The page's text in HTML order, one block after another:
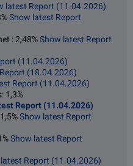
latest Report (11.04.2026)
Show latest Report
: 2,48%Show latest Report
(11.04.2026)
(18.04.2026)
Report (11.04.2026)
1,3%
Report (11.04.2026)
Show latest Report
Show latest Report
Report (11.04.2026)